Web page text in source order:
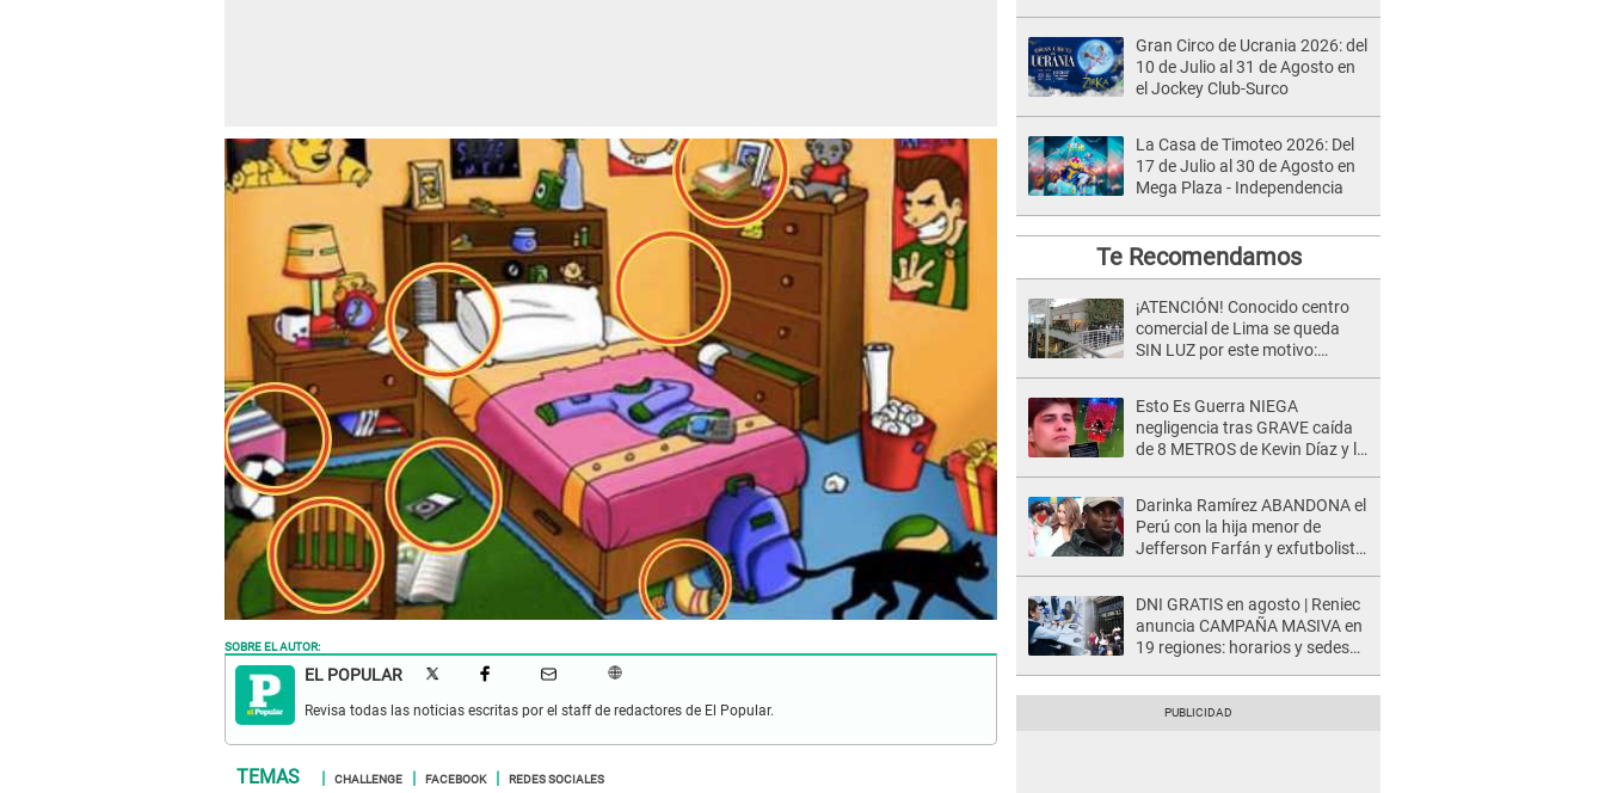
SOBRE EL AUTOR:
EL POPULAR
Revisa todas las noticias escritas por el staff de redactores de El Popular.
CHALLENGE FACEBOOK REDES SOCIALES
Gran Circo de Ucrania 2026: del
10 de Julio al 31 de Agosto en
el Jockey Club-Surco
La Casa de Timoteo 2026: Del
17 de Julio al 30 de Agosto en
Mega Plaza - Independencia
Te Recomendamos
¡ATENCIÓN! Conocido centro
comercial de Lima se queda
SIN LUZ por este motivo:
Esto Es Guerra NIEGA
negligencia tras GRAVE caída
de 8 METROS de Kevin Díaz y lo
Darinka Ramírez ABANDONA el
Perú con la hija menor de
Jefferson Farfán y exfutbolista
DNI GRATIS en agosto | Reniec
anuncia CAMPAÑA MASIVA en
19 regiones: horarios y sedes